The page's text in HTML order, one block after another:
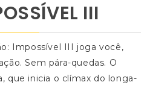
III
Impossível III joga você,
Sem pára-quedas. O
que inicia o clímax do longa-